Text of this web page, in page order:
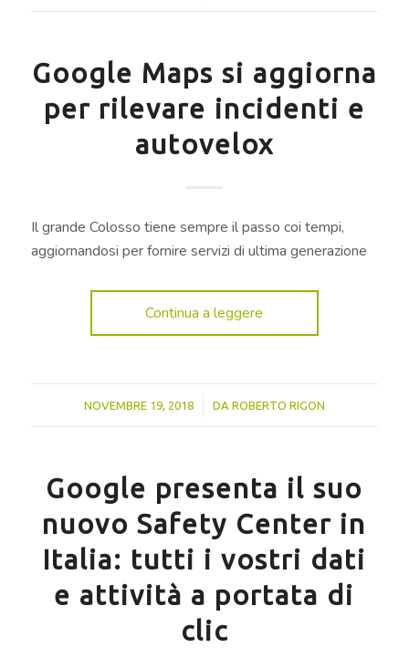
Google Maps si aggiorna
per rilevare incidenti e
autovelox
Il grande Colosso tiene sempre il passo coi tempi,
aggiornandosi per fornire servizi di ultima generazione
Continua a leggere
NOVEMBRE 19, 2018
/ DA ROBERTO RIGON
Google presenta il suo
nuovo Safety Center in
Italia: tutti i vostri dati
e attività a portata di
clic